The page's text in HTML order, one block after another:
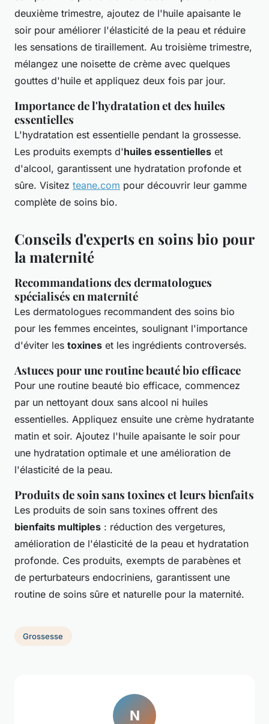
deuxième trimestre, ajoutez de l'huile apaisante le
soir pour améliorer l'élasticité de la peau et réduire
les sensations de tiraillement. Au troisième trimestre,
mélangez une noisette de crème avec quelques
gouttes d'huile et appliquez deux fois par jour.
Importance de l'hydratation et des huiles
essentielles
L'hydratation est essentielle pendant la grossesse.
Les produits exempts d'huiles essentielles et
d'alcool, garantissent une hydratation profonde et
sûre. Visitez teane.com pour découvrir leur gamme
complète de soins bio.
Conseils d'experts en soins bio pour
la maternité
Recommandations des dermatologues
spécialisés en maternité
Les dermatologues recommandent des soins bio
pour les femmes enceintes, soulignant l'importance
d'éviter les toxines et les ingrédients controversés.
Astuces pour une routine beauté bio efficace
Pour une routine beauté bio efficace, commencez
par un nettoyant doux sans alcool ni huiles
essentielles. Appliquez ensuite une crème hydratante
matin et soir. Ajoutez l'huile apaisante le soir pour
une hydratation optimale et une amélioration de
l'élasticité de la peau.
Produits de soin sans toxines et leurs bienfaits
Les produits de soin sans toxines offrent des
bienfaits multiples : réduction des vergetures,
amélioration de l'élasticité de la peau et hydratation
profonde. Ces produits, exempts de parabènes et
de perturbateurs endocriniens, garantissent une
routine de soins sûre et naturelle pour la maternité.
Grossesse
N